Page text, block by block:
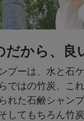
だから、良
プーは、水と石
ではの竹炭、こ
れた石鹸シャン
してもちろん竹